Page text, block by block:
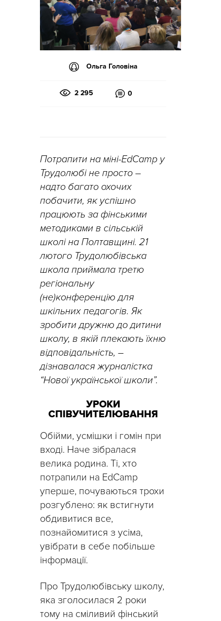
Ольга Головіна
2 295 0
Потрапити на міні-EdCamp у
Трудолюбі не просто –
надто багато охочих
побачити, як успішно
працюють за фінськими
методиками в сільській
школі на Полтавщині. 21
лютого Трудолюбівська
школа приймала третю
регіональну
(не)конференцію для
шкільних педагогів. Як
зробити дружню до дитини
школу, в якій плекають їхню
відповідальність, –
дізнавалася журналістка
“Нової української школи”.
УРОКИ
СПІВУЧИТЕЛЮВАННЯ
Обійми, усмішки і гомін при
вході. Наче зібралася
велика родина. Ті, хто
потрапили на EdCamp
уперше, почуваються трохи
розгублено: як встигнути
обдивитися все,
познайомитися з усіма,
увібрати в себе побільше
інформації.
Про Трудолюбівську школу,
яка зголосилася 2 роки
тому на сміливий фінський